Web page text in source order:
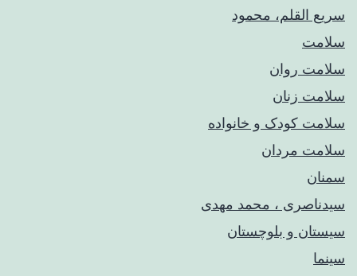
سریع القلم، محمود
سلامت
سلامت روان
سلامت زنان
سلامت کودک‌ و خانواده
سلامت مردان
سمنان
سیدناصری ، محمد مهدی
سیستان و بلوچستان
سینما